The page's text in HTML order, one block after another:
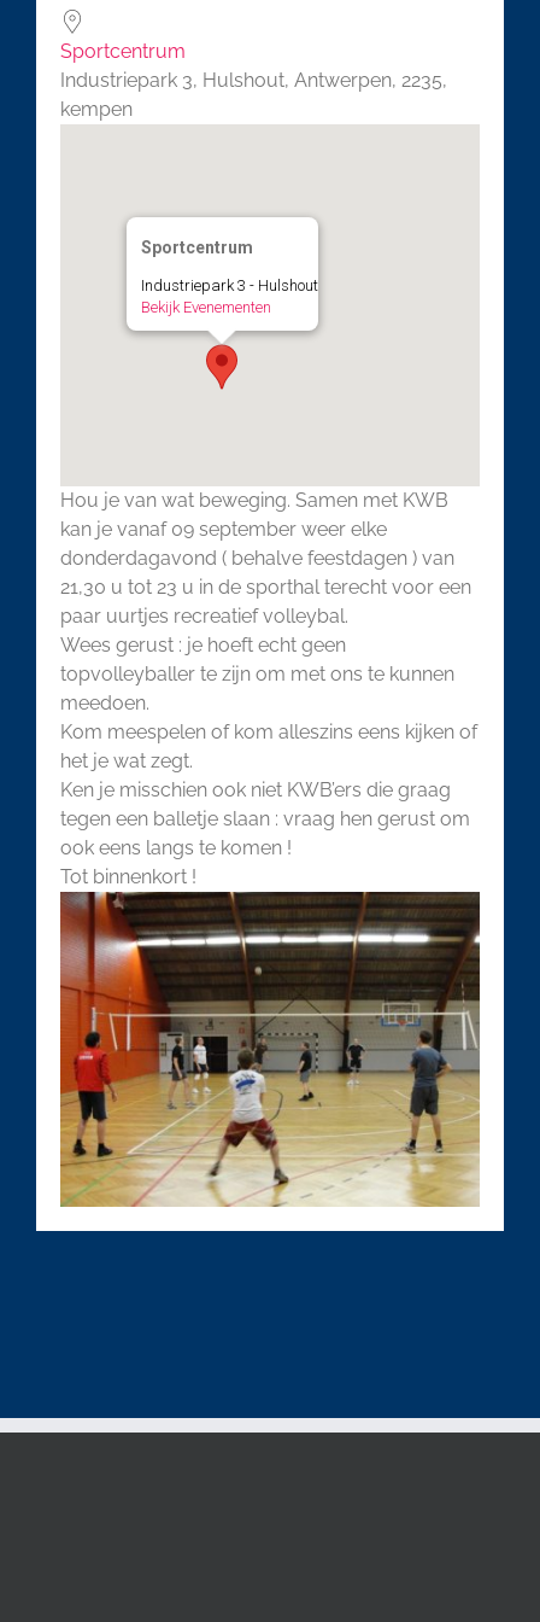
Sportcentrum
Industriepark 3, Hulshout, Antwerpen, 2235,
kempen
Sportcentrum
Industriepark 3 - Hulshout
Bekijk Evenementen
Hou je van wat beweging. Samen met KWB
kan je vanaf 09 september weer elke
donderdagavond ( behalve feestdagen ) van
21,30 u tot 23 u in de sporthal terecht voor een
paar uurtjes recreatief volleybal.
Wees gerust : je hoeft echt geen
topvolleyballer te zijn om met ons te kunnen
meedoen.
Kom meespelen of kom alleszins eens kijken of
het je wat zegt.
Ken je misschien ook niet KWB’ers die graag
tegen een balletje slaan : vraag hen gerust om
ook eens langs te komen !
Tot binnenkort !